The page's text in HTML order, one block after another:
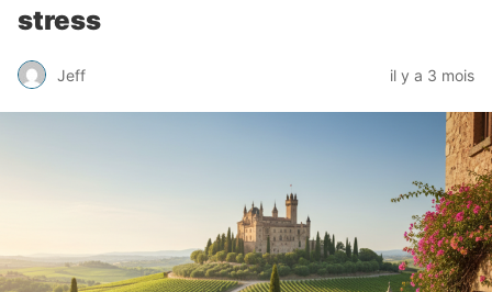
stress
Jeff il y a 3 mois